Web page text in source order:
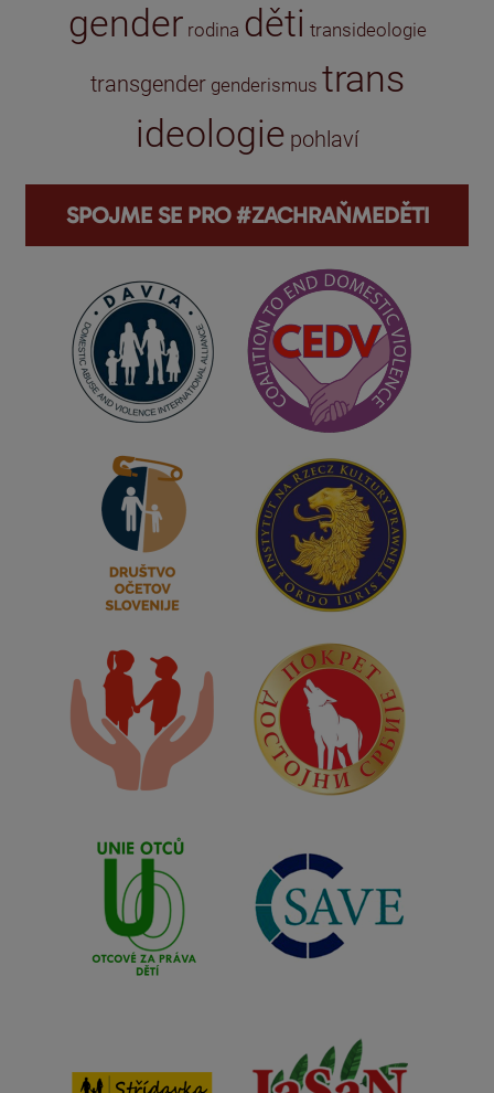
gender rodina děti transideologie
transgender genderismus trans
ideologie pohlaví
SPOJME SE PRO #ZACHRAŇMEDĚTI